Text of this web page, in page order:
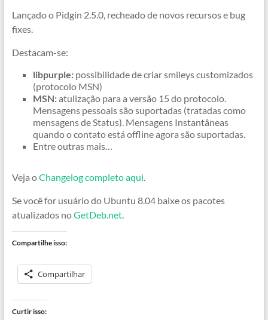
Lançado o Pidgin 2.5.0, recheado de novos recursos e bug
fixes.
Destacam-se:
libpurple:possibilidade de criar smileys customizados
(protocolo MSN)
MSN:atulização para a versão 15 do protocolo.
Mensagens pessoais são suportadas (tratadas como
mensagens de Status). Mensagens Instantâneas
quando o contato está offline agora são suportadas.
Entre outras mais…
Veja oChangelog completo aqui.
Se você for usuário do Ubuntu 8.04 baixe os pacotes
atualizados noGetDeb.net.
Compartilhe isso:
Compartilhar
Curtir isso: